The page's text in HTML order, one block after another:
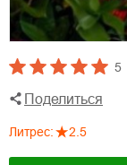
5
Поделиться
Литрес: 2.5